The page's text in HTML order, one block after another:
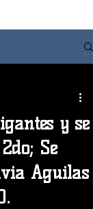
y se
Se
Águilas